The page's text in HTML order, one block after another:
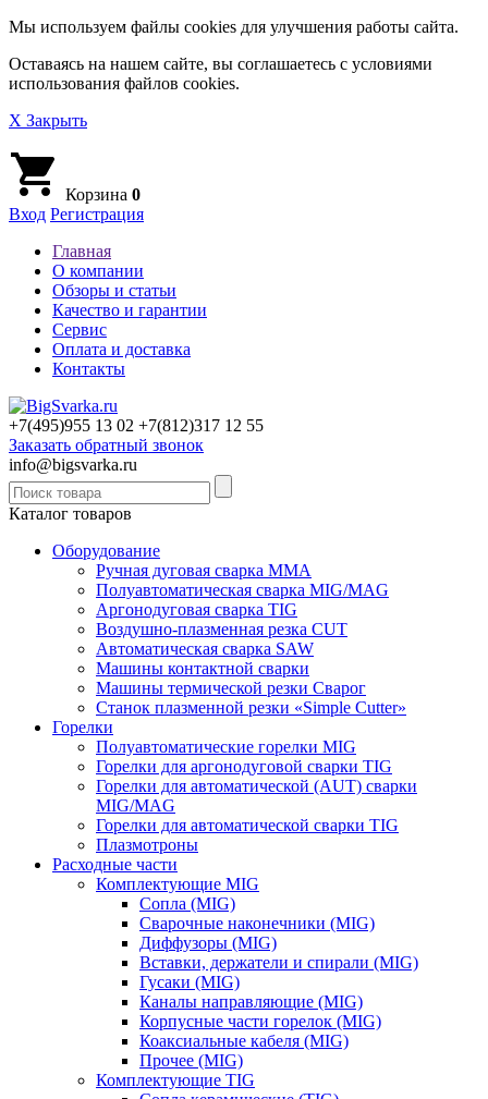
Мы используем файлы cookies для улучшения работы сайта.
Оставаясь на нашем сайте, вы соглашаетесь с условиями
использования файлов cookies.
X Закрыть
Корзина 0
Вход Регистрация
Главная
О компании
Обзоры и статьи
Качество и гарантии
Сервис
Оплата и доставка
Контакты
+7(495)955 13 02 +7(812)317 12 55
Заказать обратный звонок
info@bigsvarka.ru
Каталог товаров
Оборудование
Ручная дуговая сварка ММА
Полуавтоматическая сварка MIG/MAG
Аргонодуговая сварка TIG
Воздушно-плазменная резка CUT
Автоматическая сварка SAW
Машины контактной сварки
Машины термической резки Сварог
Станок плазменной резки «Simple Cutter»
Горелки
Полуавтоматические горелки MIG
Горелки для аргонодуговой сварки TIG
Горелки для автоматической (AUT) сварки
MIG/MAG
Горелки для автоматической сварки TIG
Плазмотроны
Расходные части
Комплектующие MIG
Сопла (MIG)
Сварочные наконечники (MIG)
Диффузоры (MIG)
Вставки, держатели и спирали (MIG)
Гусаки (MIG)
Каналы направляющие (MIG)
Корпусные части горелок (MIG)
Коаксиальные кабеля (MIG)
Прочее (MIG)
Комплектующие TIG